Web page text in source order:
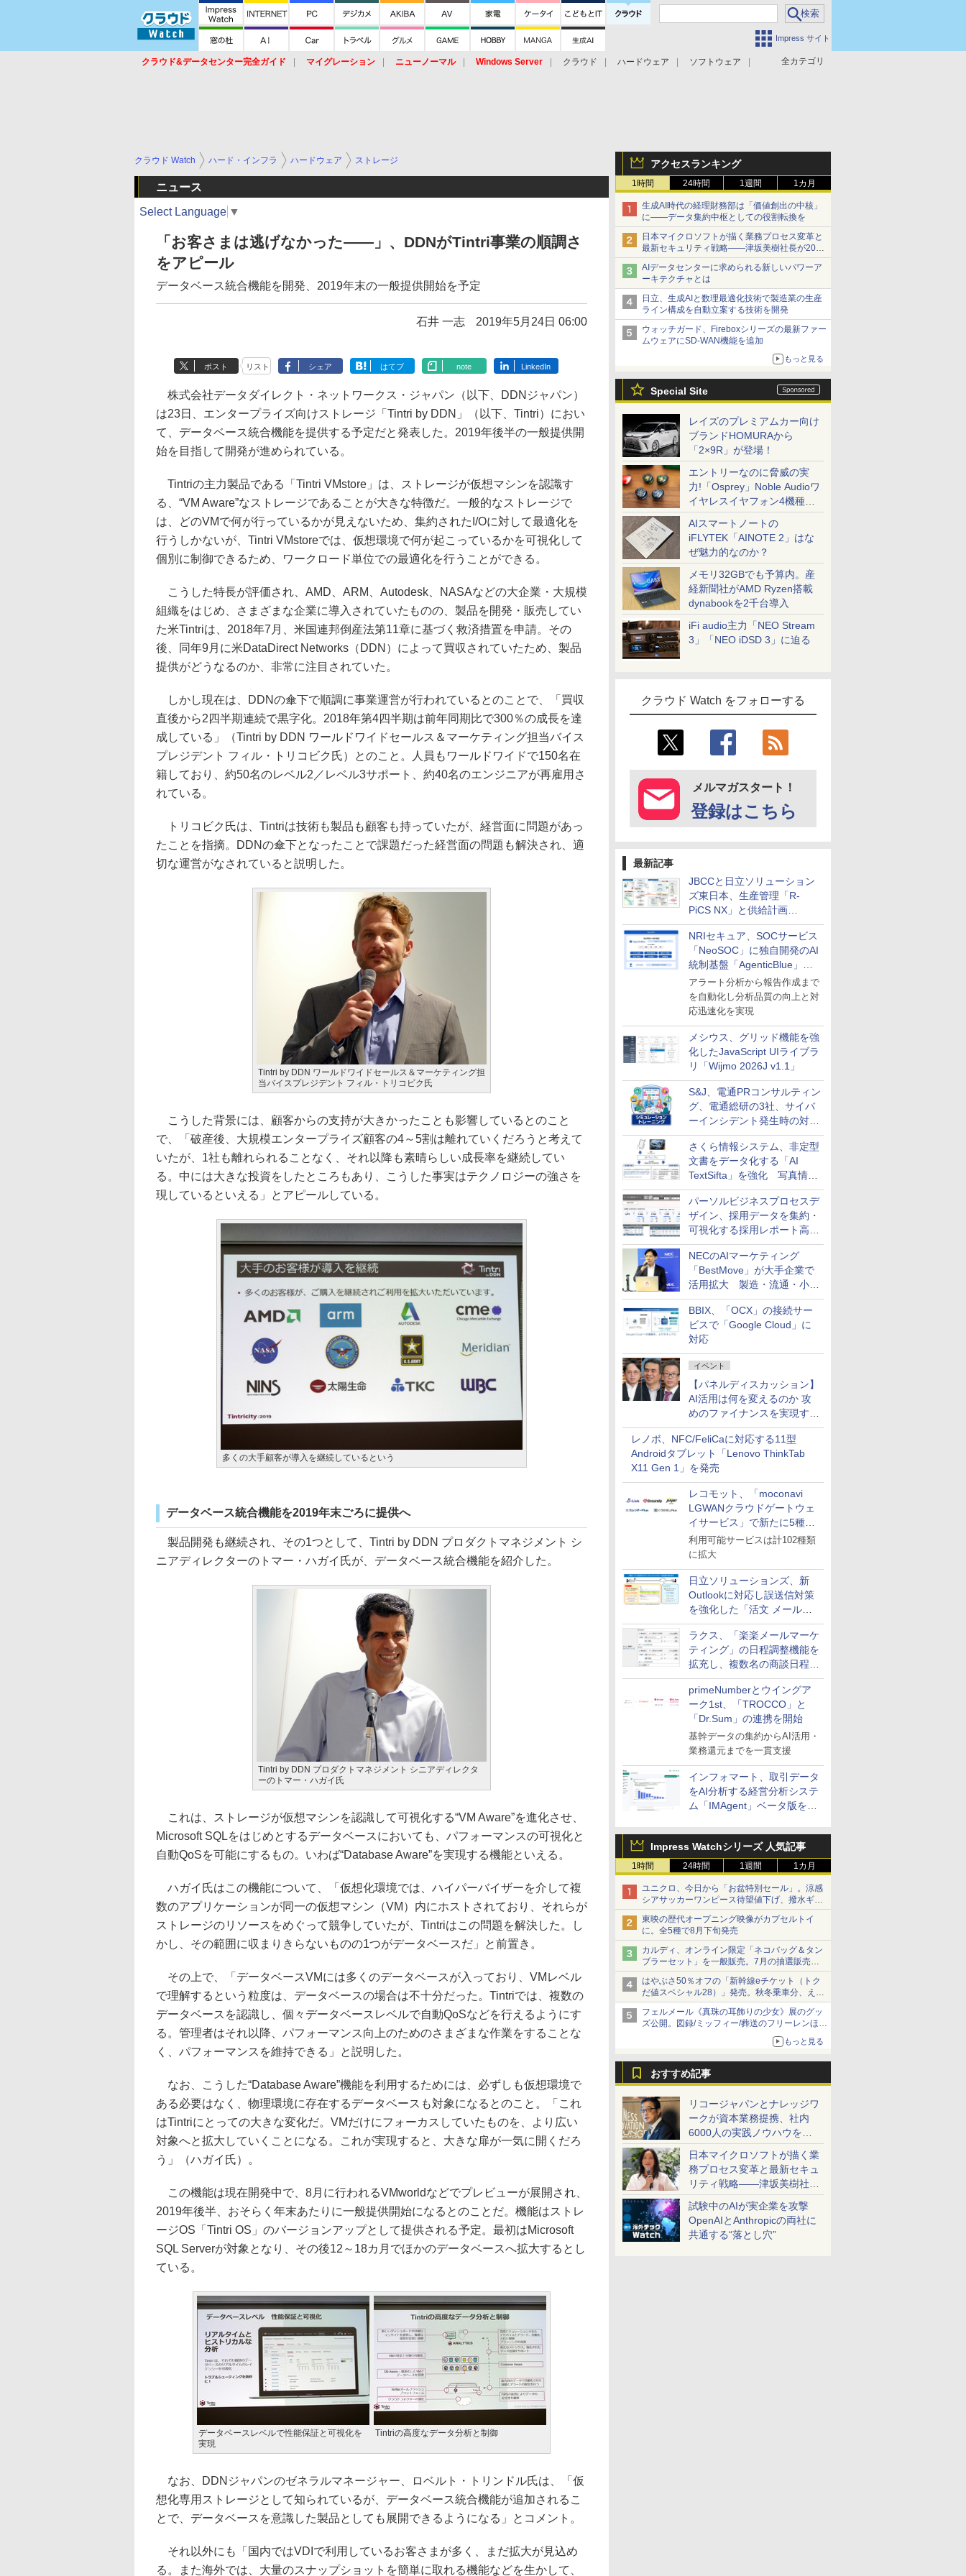
Impress サイト
全カテゴリ
クラウド&データセンター完全ガイド マイグレーション ニューノーマル Windows Server クラウド ハードウェア
ソフトウェア
アクセスランキング
1時間 24時間 1週間 1カ月
生成AI時代の経理財務部は「価値創出の中核」
に――データ集約中枢としての役割転換を
日本マイクロソフトが描く業務プロセス変革と
最新セキュリティ戦略――津坂美樹社長が2027
年度戦略を説明
AIデータセンターに求められる新しいパワーア
ーキテクチャとは
日立、生成AIと数理最適化技術で製造業の生産
ライン構成を自動立案する技術を開発
ウォッチガード、Fireboxシリーズの最新ファー
ムウェアにSD-WAN機能を追加
もっと見る
Special Site
レイズのプレミアムカー向け
ブランドHOMURAから
「2×9R」が登場！
エントリーなのに脅威の実
力!「Osprey」Noble Audioワ
イヤレスイヤフォン4機種を
一気に聴く
AIスマートノートの
iFLYTEK「AINOTE 2」はな
ぜ魅力的なのか？
メモリ32GBでも予算内。産
経新聞社がAMD Ryzen搭載
dynabookを2千台導入
iFi audio主力「NEO Stream
3」「NEO iDSD 3」に迫る
クラウド Watch をフォローする
メルマガスタート！
登録はこちら
最新記事
JBCCと日立ソリューション
ズ東日本、生産管理「R-
PiCS NX」と供給計画
「scSQUARE ISP」の連携サ
ービスを提供開始
NRIセキュア、SOCサービス
「NeoSOC」に独自開発のAI
統制基盤「AgenticBlue」を
導入
アラート分析から報告作成まで
を自動化し分析品質の向上と対
応迅速化を実現
メシウス、グリッド機能を強
化したJavaScript UIライブラ
リ「Wijmo 2026J v1.1」
S&J、電通PRコンサルティン
グ、電通総研の3社、サイバ
ーインシデント発生時の対応
と危機管理広報を一体的に訓
練するプログラムを提供
さくら情報システム、非定型
文書をデータ化する「AI
TextSifta」を強化 写真情報
のデータ化などに対応
パーソルビジネスプロセスデ
ザイン、採用データを集約・
可視化する採用レポート高速
化サービスを提供
NECのAIマーケティング
「BestMove」が大手企業で
活用拡大 製造・流通・小売
企業・広告代理店などが実装
フェーズへ
BBIX、「OCX」の接続サー
ビスで「Google Cloud」に
対応
イベント
【パネルディスカッション】
AI活用は何を変えるのか 攻
めのファイナンスを実現する
業務設計とマインドセット変
革
レノボ、NFC/FeliCaに対応する11型
Androidタブレット「Lenovo ThinkTab
X11 Gen 1」を発売
レコモット、「moconavi
LGWANクラウドゲートウェ
イサービス」で新たに5種類
のサービスと連携開始
利用可能サービスは計102種類
に拡大
日立ソリューションズ、新
Outlookに対応し誤送信対策
を強化した「活文 メール誤
送信防止アドインサービス」
を提供
ラクス、「楽楽メールマーケ
ティング」の日程調整機能を
拡充し、複数名の商談日程調
整を効率化
primeNumberとウイングア
ーク1st、「TROCCO」と
「Dr.Sum」の連携を開始
基幹データの集約からAI活用・
業務還元までを一貫支援
インフォマート、取引データ
をAI分析する経営分析システ
ム「IMAgent」ベータ版を提
Impress Watchシリーズ 人気記事
1時間 24時間 1週間 1カ月
ユニクロ、今日から「お盆特別セール」。涼感
シアサッカーワンピース待望値下げ、撥水ギア
ショーツは1990円に
東映の歴代オープニング映像がカプセルトイ
に。全5種で8月下旬発売
カルディ、オンライン限定「ネコバッグ＆タン
ブラーセット」を一般販売。7月の抽選販売の
当選無効分
はやぶさ50％オフの「新幹線eチケット（トク
だ値スペシャル28）」発売。秋冬乗車分、えき
ねっと限定
フェルメール《真珠の耳飾りの少女》展のグッ
ズ公開。図録/ミッフィー/葬送のフリーレンほ
もっと見る
おすすめ記事
リコージャパンとナレッジワ
ークが資本業務提携、社内
6000人の実践ノウハウを生
かした「AI商談記録 for
RICOH」を展開へ
日本マイクロソフトが描く業
務プロセス変革と最新セキュ
リティ戦略――津坂美樹社長
が2027年度戦略を説明
試験中のAIが実企業を攻撃
OpenAIとAnthropicの両社に
共通する“落とし穴”
クラウド Watch ハード・インフラ ハードウェア ストレージ
ニュース
Select Language ▼
「お客さまは逃げなかった――」、DDNがTintri事業の順調さ
をアピール
データベース統合機能を開発、2019年末の一般提供開始を予定
石井 一志 2019年5月24日 06:00
ポスト リスト シェア はてブ note LinkedIn
株式会社データダイレクト・ネットワークス・ジャパン（以下、DDNジャパン）
は23日、エンタープライズ向けストレージ「Tintri by DDN」（以下、Tintri）におい
て、データベース統合機能を提供する予定だと発表した。2019年後半の一般提供開
始を目指して開発が進められている。
Tintriの主力製品である「Tintri VMstore」は、ストレージが仮想マシンを認識す
る、“VM Aware”なストレージであることが大きな特徴だ。一般的なストレージで
は、どのVMで何が行っているかが見えないため、集約されたI/Oに対して最適化を
行うしかないが、Tintri VMstoreでは、仮想環境で何が起こっているかを可視化して
個別に制御できるため、ワークロード単位での最適化を行うことができる。
こうした特長が評価され、AMD、ARM、Autodesk、NASAなどの大企業・大規模
組織をはじめ、さまざまな企業に導入されていたものの、製品を開発・販売してい
た米Tintriは、2018年7月、米国連邦倒産法第11章に基づく救済措置を申請。その
後、同年9月に米DataDirect Networks（DDN）によって買収されていたため、製品
提供がどうなるのか、非常に注目されていた。
しかし現在は、DDNの傘下で順調に事業運営が行われているとのことで、「買収
直後から2四半期連続で黒字化。2018年第4四半期は前年同期比で300％の成長を達
成している」（Tintri by DDN ワールドワイドセールス＆マーケティング担当バイス
プレジデント フィル・トリコビク氏）とのこと。人員もワールドワイドで150名在
籍しており、約50名のレベル2／レベル3サポート、約40名のエンジニアが再雇用さ
れている。
トリコビク氏は、Tintriは技術も製品も顧客も持っていたが、経営面に問題があっ
たことを指摘。DDNの傘下となったことで課題だった経営面の問題も解決され、適
切な運営がなされていると説明した。
Tintri by DDN ワールドワイドセールス＆マーケティング担
当バイスプレジデント フィル・トリコビク氏
こうした背景には、顧客からの支持が大きかったことも影響しているとのこと
で、「破産後、大規模エンタープライズ顧客の4～5割は離れていくだろうと考えて
いたが、1社も離れられることなく、それ以降も素晴らしい成長率を継続してい
る。中には大きな投資をしたところもあり、こうした事実はテクノロジーの強さを
現しているといえる」とアピールしている。
多くの大手顧客が導入を継続しているという
データベース統合機能を2019年末ごろに提供へ
製品開発も継続され、その1つとして、Tintri by DDN プロダクトマネジメント シ
ニアディレクターのトマー・ハガイ氏が、データベース統合機能を紹介した。
Tintri by DDN プロダクトマネジメント シニアディレクタ
ーのトマー・ハガイ氏
これは、ストレージが仮想マシンを認識して可視化する“VM Aware”を進化させ、
Microsoft SQLをはじめとするデータベースにおいても、パフォーマンスの可視化と
自動QoSを可能にするもの。いわば“Database Aware”を実現する機能といえる。
ハガイ氏はこの機能について、「仮想化環境では、ハイパーバイザーを介して複
数のアプリケーションが同一の仮想マシン（VM）内にホストされており、それらが
ストレージのリソースをめぐって競争していたが、Tintriはこの問題を解決した。し
かし、その範囲に収まりきらないものの1つがデータベースだ」と前置き。
その上で、「データベースVMには多くのデータベースが入っており、VMレベル
で理解するという粒度は、データベースの場合は不十分だった。Tintriでは、複数の
データベースを認識し、個々データベースレベルで自動QoSなどを行えるようにす
る。管理者はそれ以降、パフォーマンス向上のためのさまざまな作業をすることな
く、パフォーマンスを維持できる」と説明した。
なお、こうした“Database Aware”機能を利用するためには、必ずしも仮想環境で
ある必要はなく、物理環境に存在するデータベースも対象になるとのこと。「これ
はTintriにとっての大きな変化だ。VMだけにフォーカスしていたものを、より広い
対象へと拡大していくことになる。これが実現すると、大きな扉が一気に開くだろ
う」（ハガイ氏）。
この機能は現在開発中で、8月に行われるVMworldなどでプレビューが展開され、
2019年後半、おそらく年末あたりに一般提供開始になるとのことだ。機能はストレ
ージOS「Tintri OS」のバージョンアップとして提供される予定。最初はMicrosoft
SQL Serverが対象となり、その後12～18カ月でほかのデータベースへ拡大するとし
ている。
データベースレベルで性能保証と可視化を
実現
Tintriの高度なデータ分析と制御
なお、DDNジャパンのゼネラルマネージャー、ロベルト・トリンドル氏は、「仮
想化専用ストレージとして知られているが、データベース統合機能が追加されるこ
とで、データベースを意識した製品としても展開できるようになる」とコメント。
それ以外にも「国内ではVDIで利用しているお客さまが多く、まだ拡大が見込め
る。また海外では、大量のスナップショットを簡単に取れる機能などを生かして、